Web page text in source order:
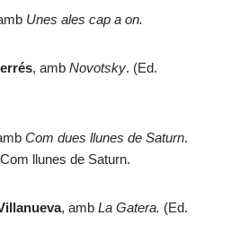
Unes ales cap a on.
, amb Novotsky. (Ed.
Com dues llunes de Saturn.
llunes de Saturn.
, amb La Gatera. (Ed.